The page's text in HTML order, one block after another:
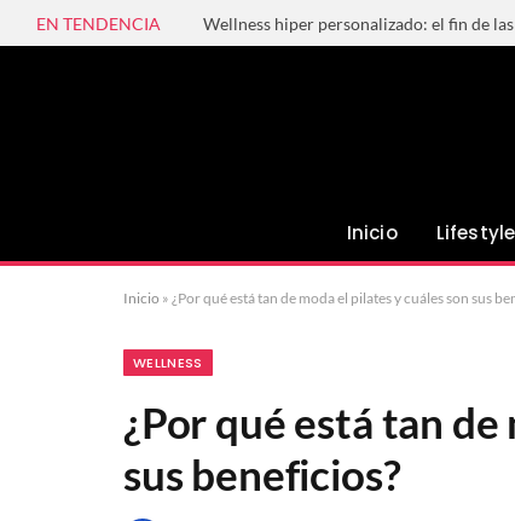
EN TENDENCIA Wellness hiper personalizado: el fin de
Inicio Lifestyle
Inicio » ¿Por qué está tan de moda el pilates y cuáles son sus
WELLNESS
¿Por qué está tan
sus beneficios?